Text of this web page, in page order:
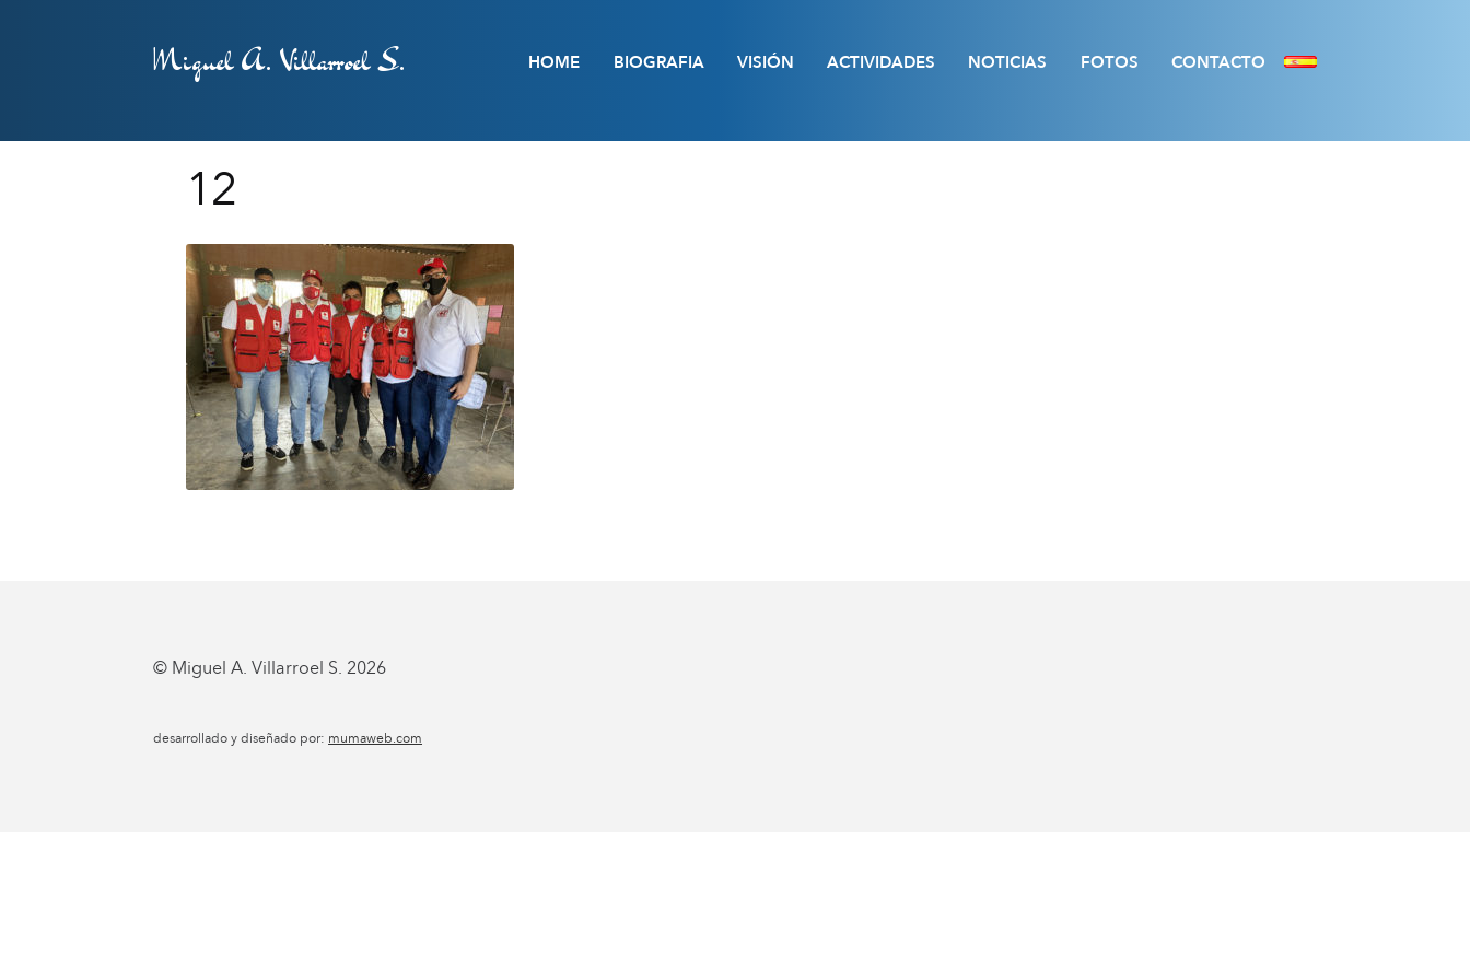
Miguel A. Villarroel S. HOME BIOGRAFIA VISIÓN ACTIVIDADES NOTICIAS FOTOS CONTACTO
12
© Miguel A. Villarroel S. 2026
desarrollado y diseñado por: mumaweb.com